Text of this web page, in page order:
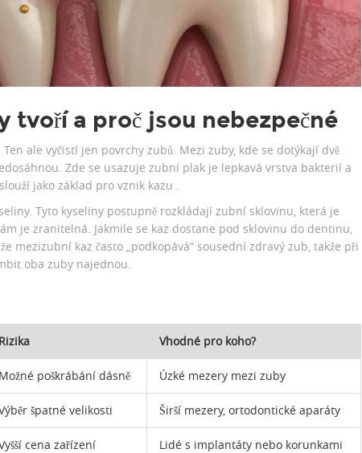
tvoří a proč jsou nebezpečné
ale vyčistí jen povrchy zubů. Mezi zuby, kde se dotýkají dvě
Zde se usazuje zubní plak je lepkavá vrstva bakterií a
jako základ pro vznik kazu
Tyto kyseliny postupně rozkládají zubní sklovinu , která je
je zranitelná. Jakmile se kaz dostane pod sklovinu do dentinu,
mezizubní kaz často „podkopává“ sousední zdravý zub, takže při
oba zuby najednou.
Rizika Vhodné pro koho?
Možné poškrábání dásně Úzké mezery mezi zuby
špatné velikosti Širší mezery, ortodontické aparáty
cena zařízení Lidé s implantáty nebo korunkami